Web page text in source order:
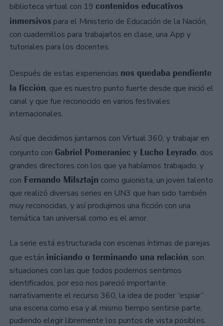
biblioteca virtual con 19 contenidos educativos
inmersivos para el Ministerio de Educación de la Nación,
con cuadernillos para trabajarlos en clase, una App y
tutoriales para los docentes.
Después de estas experiencias nos quedaba pendiente
la ficción, que es nuestro punto fuerte desde que inició el
canal y que fue reconocido en varios festivales
internacionales.
Así que decidimos juntarnos con Virtual 360, y trabajar en
conjunto con Gabriel Pomeraniec y Lucho Leyrado, dos
grandes directores con los que ya habíamos trabajado, y
con Fernando Milsztajn como guionista, un joven talento
que realizó diversas series en UN3 que han sido también
muy reconocidas, y así produjimos una ficción con una
temática tan universal como es el amor.
La serie está estructurada con escenas íntimas de parejas
que están iniciando o terminando una relación, son
situaciones con las que todos podemos sentirnos
identificados, por eso nos pareció importante
narrativamente el recurso 360, la idea de poder “espiar”
una escena como esa y al mismo tiempo sentirse parte,
pudiendo elegir libremente los puntos de vista posibles.